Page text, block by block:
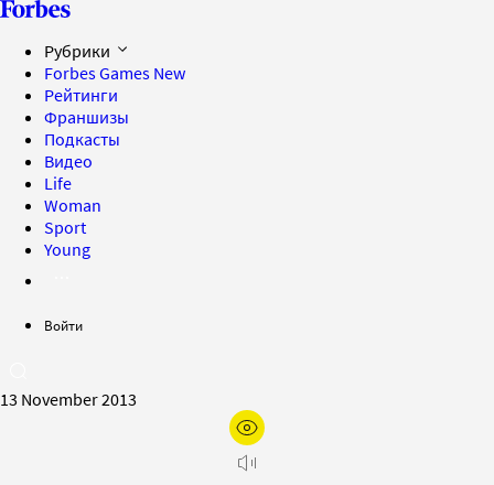
Рубрики
Forbes Games New
Рейтинги
Франшизы
Подкасты
Видео
Life
Woman
Sport
Young
Войти
13 November 2013